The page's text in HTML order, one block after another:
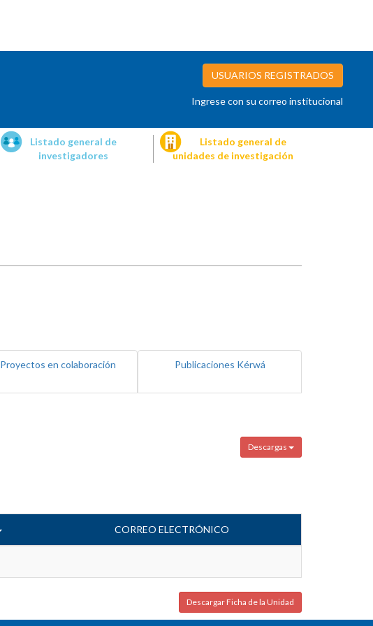
USUARIOS REGISTRADOS
Ingrese con su correo institucional
Listado general de
investigadores
Listado general de
unidades de investigación
Proyectos en colaboración Publicaciones Kérwá
Descargas
CORREO ELECTRÓNICO
Descargar Ficha de la Unidad